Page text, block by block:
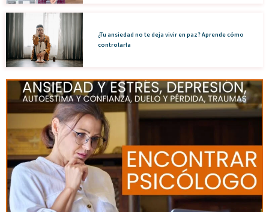
¿Tu ansiedad no te deja vivir en paz? Aprende cómo
controlarla